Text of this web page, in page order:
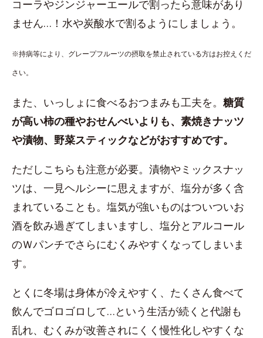
コーラやジンジャーエールで割ったら意味があり
ません…！水や炭酸水で割るようにしましょう。
※持病等により、グレープフルーツの摂取を禁止されている方はお控えくだ
さい。
また、いっしょに食べるおつまみも工夫を。 糖質
が高い柿の種やおせんべいよりも、素焼きナッツ
や漬物、野菜スティックなどがおすすめです。
ただしこちらも注意が必要。漬物やミックスナッ
ツは、一見ヘルシーに思えますが、塩分が多く含
まれていることも。塩気が強いものはついついお
酒を飲み過ぎてしまいますし、塩分とアルコール
のＷパンチでさらにむくみやすくなってしまいま
す。
とくに冬場は身体が冷えやすく、たくさん食べて
飲んでゴロゴロして…という生活が続くと代謝も
乱れ、むくみが改善されにくく慢性化しやすくな